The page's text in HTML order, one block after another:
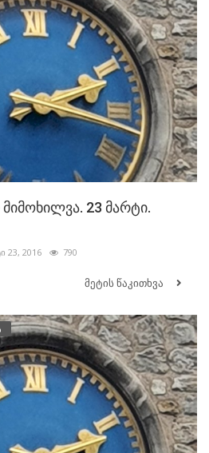
23 მარტი.
23, 2016 790
მეტის წაკითხვა